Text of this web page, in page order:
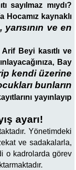
sayılmaz mıydı?
Hocamız kaynaklı
ve en
Beyi kasıtlı ve
Bay
kendi üzerine
bunların
yayınlayıp
ayarı!
Yönetimdeki
ve sadakalarla,
o kadrolarda görev